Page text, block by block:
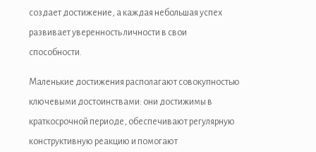
создает достижение, а каждая небольшая успех
развивает уверенность личности в свои
способности.
Маленькие достижения располагают совокупностью
ключевыми достоинствами: они достижимы в
краткосрочной периоде, обеспечивают регулярную
конструктивную реакцию и помогают